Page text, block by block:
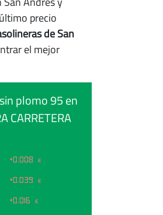
precio
de San
el mejor
plomo 95 en
CARRETERA
+0.008 €
+0.039 €
+0.016 €